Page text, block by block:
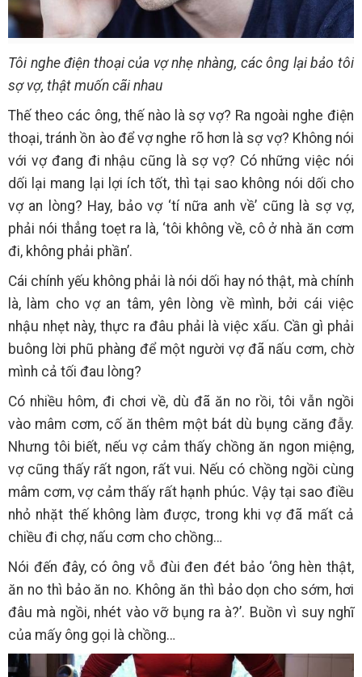
Tôi nghe điện thoại của vợ nhẹ nhàng, các ông lại bảo tôi
sợ vợ, thật muốn cãi nhau
Thế theo các ông, thế nào là sợ vợ? Ra ngoài nghe điện
thoại, tránh ồn ào để vợ nghe rõ hơn là sợ vợ? Không nói
với vợ đang đi nhậu cũng là sợ vợ? Có những việc nói
dối lại mang lại lợi ích tốt, thì tại sao không nói dối cho
vợ an lòng? Hay, bảo vợ ‘tí nữa anh về’ cũng là sợ vợ,
phải nói thẳng toẹt ra là, ‘tôi không về, cô ở nhà ăn cơm
đi, không phải phần’.
Cái chính yếu không phải là nói dối hay nó thật, mà chính
là, làm cho vợ an tâm, yên lòng về mình, bởi cái việc
nhậu nhẹt này, thực ra đâu phải là việc xấu. Cần gì phải
buông lời phũ phàng để một người vợ đã nấu cơm, chờ
mình cả tối đau lòng?
Có nhiều hôm, đi chơi về, dù đã ăn no rồi, tôi vẫn ngồi
vào mâm cơm, cố ăn thêm một bát dù bụng căng đẫy.
Nhưng tôi biết, nếu vợ cảm thấy chồng ăn ngon miệng,
vợ cũng thấy rất ngon, rất vui. Nếu có chồng ngồi cùng
mâm cơm, vợ cảm thấy rất hạnh phúc. Vậy tại sao điều
nhỏ nhặt thế không làm được, trong khi vợ đã mất cả
chiều đi chợ, nấu cơm cho chồng…
Nói đến đây, có ông vỗ đùi đen đét bảo ‘ông hèn thật,
ăn no thì bảo ăn no. Không ăn thì bảo dọn cho sớm, hơi
đâu mà ngồi, nhét vào vỡ bụng ra à?’. Buồn vì suy nghĩ
của mấy ông gọi là chồng…